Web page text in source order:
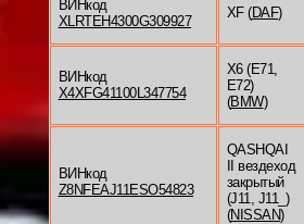
ВИНкод
XLRTEH4300G309927
XF (DAF)
ВИНкод
X4XFG41100L347754
X6 (E71,
E72)
(BMW)
ВИНкод
Z8NFEAJ11ESO54823
QASHQAI
II вездеход
закрытый
(J11, J11_)
(NISSAN)